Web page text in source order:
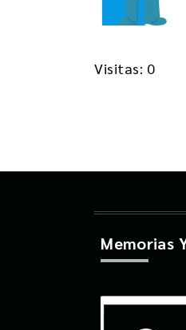
Visitas: 0
Memorias